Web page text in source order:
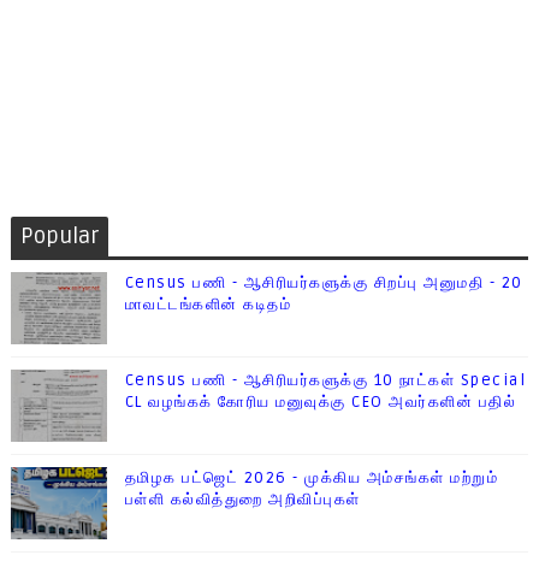
Popular
Census பணி - ஆசிரியர்களுக்கு சிறப்பு அனுமதி - 20
மாவட்டங்களின் கடிதம்
Census பணி - ஆசிரியர்களுக்கு 10 நாட்கள் Special
CL வழங்கக் கோரிய மனுவுக்கு CEO அவர்களின் பதில்
தமிழக பட்ஜெட் 2026 - முக்கிய அம்சங்கள் மற்றும்
பள்ளி கல்வித்துறை அறிவிப்புகள்